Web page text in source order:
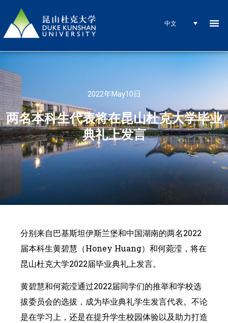
中文
2022年May10日
两名本科生代表将在昆山杜克大学毕业
典礼上发言
分别来自巴基斯坦伊斯兰堡和中国湖南的两名2022
届本科生黄碧慧（Honey Huang）和何菀滢，将在
昆山杜克大学2022届毕业典礼上发言。
黄碧慧和何菀滢通过2022届同学们的推举和学校选
拔委员会的选拔，成为毕业典礼学生发言代表。不论
是在学习上，还是在提升学生校园体验以及助力打造